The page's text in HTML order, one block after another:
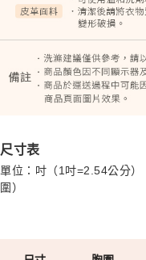
尺寸表
單位：吋（1吋=2.54公分
圍）